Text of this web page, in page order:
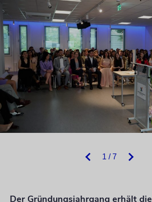
1 / 7
Der Gründungsjahrgang erhält die